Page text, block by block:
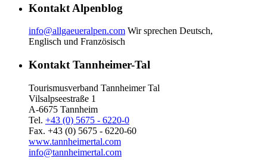
Kontakt Alpenblog
info@allgaeueralpen.com Wir sprechen Deutsch,
Englisch und Französisch
Kontakt Tannheimer-Tal
Tourismusverband Tannheimer Tal
Vilsalpseestraße 1
A-6675 Tannheim
Tel. +43 (0) 5675 - 6220-0
Fax. +43 (0) 5675 - 6220-60
www.tannheimertal.com
info@tannheimertal.com